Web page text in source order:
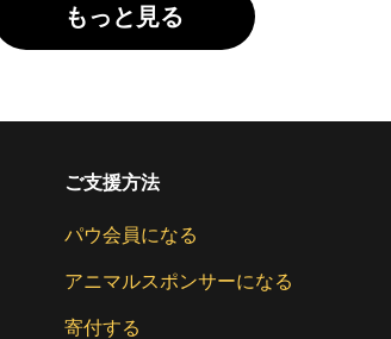
もっと見る
ご支援方法
パウ会員になる
アニマルスポンサーになる
寄付する